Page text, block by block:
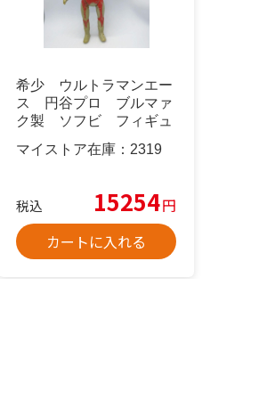
希少 ウルトラマンエー
ス 円谷プロ ブルマァ
ク製 ソフビ フィギュ
マイストア在庫： 2319
税込 15254円
カートに入れる